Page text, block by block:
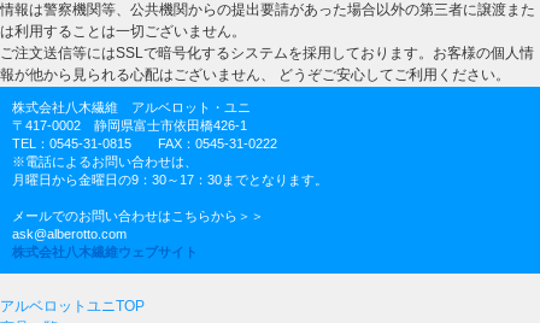
情報は警察機関等、公共機関からの提出要請があった場合以外の第三者に譲渡また
は利用することは一切ございません。
ご注文送信等にはSSLで暗号化するシステムを採用しております。お客様の個人情
報が他から見られる心配はございません、 どうぞご安心してご利用ください。
株式会社八木繊維 アルベロット・ユニ
〒417-0002 静岡県富士市依田橋426-1
TEL：0545-31-0815 FAX：0545-31-0222
※電話によるお問い合わせは、
月曜日から金曜日の9：30～17：30までとなります。
メールでのお問い合わせはこちらから＞＞
ask@alberotto.com
株式会社八木繊維ウェブサイト
アルベロットユニTOP